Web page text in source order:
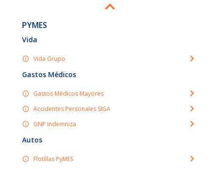
PYMES
Vida
Vida Grupo
Gastos Médicos
Gastos Médicos Mayores
Accidentes Personales SIGA
GNP Indemniza
Autos
Flotillas PyMES